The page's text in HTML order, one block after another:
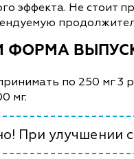
эффекта. Не стоит
ФОРМА
по 250 мг 3
мг.
При улучшении